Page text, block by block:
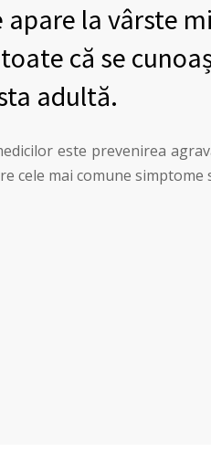
la vârste
că se
adultă.
este prevenirea
cele mai comune simptome